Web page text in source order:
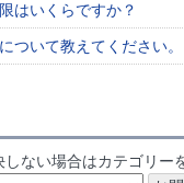
はいくらですか？
ついて教えてください。
しない場合はカテゴリ